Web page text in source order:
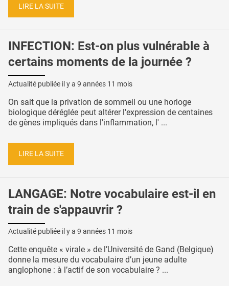
LIRE LA SUITE
INFECTION: Est-on plus vulnérable à
certains moments de la journée ?
Actualité publiée il y a 9 années 11 mois
On sait que la privation de sommeil ou une horloge
biologique déréglée peut altérer l'expression de centaines
de gènes impliqués dans l'inflammation, l' ...
LIRE LA SUITE
LANGAGE: Notre vocabulaire est-il en
train de s'appauvrir ?
Actualité publiée il y a 9 années 11 mois
Cette enquête « virale » de l’Université de Gand (Belgique)
donne la mesure du vocabulaire d’un jeune adulte
anglophone : à l’actif de son vocabulaire ? ...